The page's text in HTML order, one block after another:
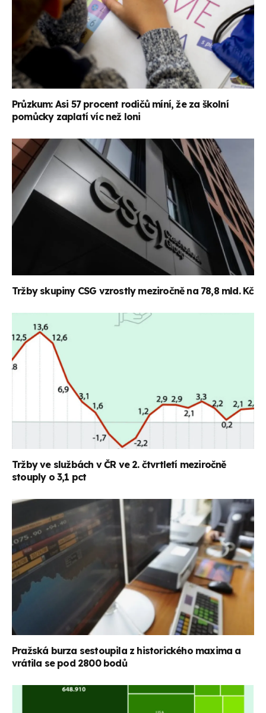
Průzkum: Asi 57 procent rodičů míní, že za školní
pomůcky zaplatí víc než loni
Tržby skupiny CSG vzrostly meziročně na 78,8 mld. Kč
Tržby ve službách v ČR ve 2. čtvrtletí meziročně
stouply o 3,1 pct
Pražská burza sestoupila z historického maxima a
vrátila se pod 2800 bodů